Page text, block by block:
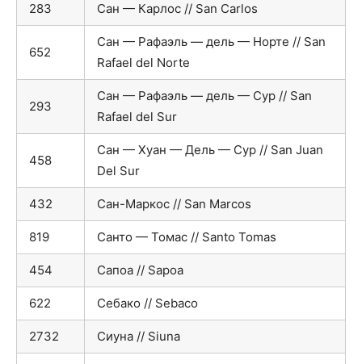
283 Сан — Карлос // San Carlos
652
Сан — Рафаэль — дель — Норте // San
Rafael del Norte
293
Сан — Рафаэль — дель — Сур // San
Rafael del Sur
458
Сан — Хуан — Дель — Сур // San Juan
Del Sur
432 Сан-Маркос // San Marcos
819 Санто — Томас // Santo Tomas
454 Сапоа // Sapoa
622 Себако // Sebaco
2732 Сиуна // Siuna